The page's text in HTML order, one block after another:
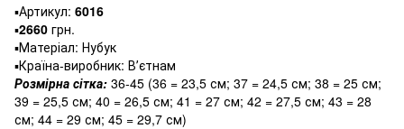
▪️Артикул: 6016
▪️2660 грн.
▪️Матеріал: Нубук
▪️Країна-виробник: Вʼєтнам
Розмірна сітка: 36-45 (36 = 23,5 см; 37 = 24,5 см; 38 = 25 см;
39 = 25,5 см; 40 = 26,5 см; 41 = 27 см; 42 = 27,5 см; 43 = 28
см; 44 = 29 см; 45 = 29,7 см)